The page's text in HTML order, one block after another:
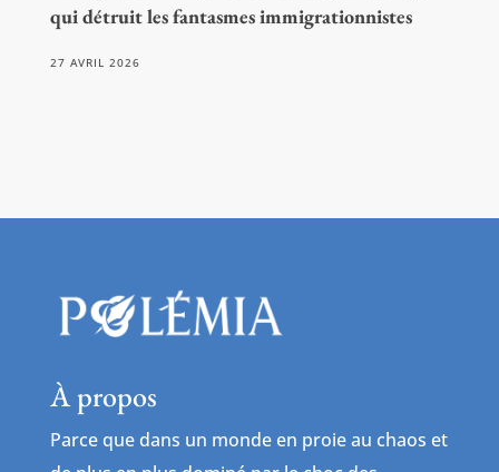
qui détruit les fantasmes immigrationnistes
27 AVRIL 2026
À propos
Parce que dans un monde en proie au chaos et